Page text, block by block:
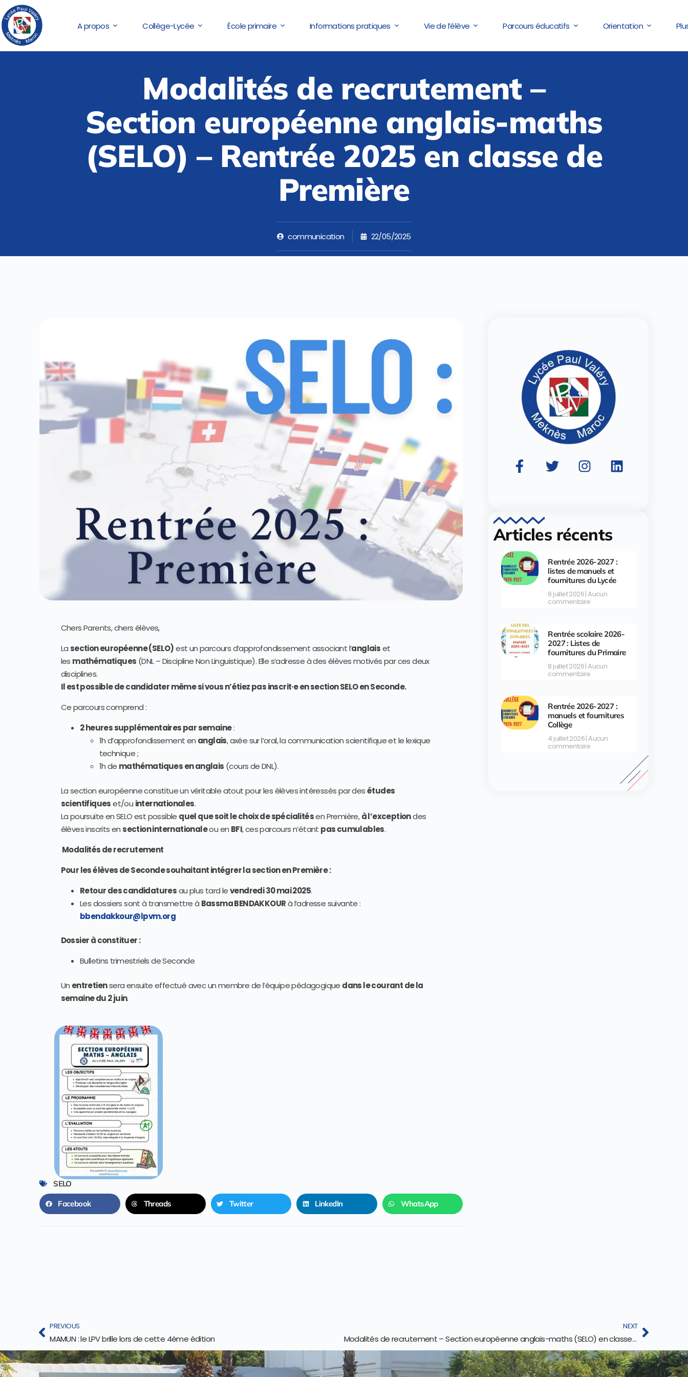
A propos Collège-Lycée École primaire Informations pratiques Vie de l’élève Parcours éducatifs Orientation
Modalités de recrutement –
Section européenne anglais-maths
(SELO) – Rentrée 2025 en classe de
Première
communication 22/05/2025
Chers Parents, chers élèves,
La section européenne (SELO)est un parcours d’approfondissement associant l’anglaiset
les mathématiques (DNL – Discipline Non Linguistique). Elle s’adresse à des élèves motivés par ces deux
disciplines.
Il est possible de candidater même si vous n’étiez pas inscrit·e en section SELO en Seconde.
Ce parcours comprend :
2 heures supplémentaires par semaine:
1h d’approfondissement en anglais, axée sur l’oral, la communication scientifique et le lexique
technique ;
1h de mathématiques en anglais (cours de DNL).
La section européenne constitue un véritable atout pour les élèves intéressés par desétudes
scientifiqueset/ou internationales.
La poursuite en SELO est possible quel que soit le choix de spécialitésen Première,à l’exceptiondes
élèves inscrits en section internationaleou en BFI, ces parcours n’étant pas cumulables.
Modalités de recrutement
Pour les élèves de Seconde souhaitant intégrer la section en Première :
Retour des candidaturesau plus tard levendredi 30 mai 2025.
Les dossiers sont à transmettre à Bassma BENDAKKOURà l’adresse suivante :
bbendakkour@lpvm.org
Dossier à constituer :
Bulletins trimestriels de Seconde
Un entretiensera ensuite effectué avec un membre de l’équipe pédagogique dans le courant de la
semaine du 2 juin.
SELO
Facebook Threads Twitter LinkedIn WhatsApp
Articles récents
Rentrée 2026-2027 :
listes de manuels et
fournitures du Lycée
8 juillet 2026 Aucun
commentaire
Rentrée scolaire 2026-
2027 : Listes de
fournitures du Primaire
8 juillet 2026 Aucun
commentaire
Rentrée 2026-2027 :
manuels et fournitures
Collège
4 juillet 2026 Aucun
commentaire
PREVIOUS
MAMUN : le LPV brille lors de cette 4ème édition
NEXT
Modalités de recrutement – Section européenne anglais-maths (SELO) en classe de Seconde – Rentrée 2025